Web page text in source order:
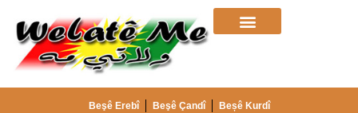
Beşê Erebî Beşê Çandî Beșê Kurdî